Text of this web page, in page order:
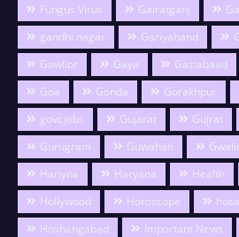
Fungus Virus
Gairatganj
gandhi nagar
Gariyaband
Gawlior
Gaya Gaziabaad
Goa
Gonda Gorakhpur
govt.jobs
Gujarat Gujrat
Gurugram
Guwahati
Hariyna
Haryana Health
Hollywood
Horoscope
Hoshangabad
Important News